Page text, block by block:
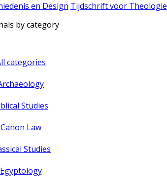
en Design Tijdschrift voor Theologie
by category
categories
Studies
Canon Law
Studies
Egyptology